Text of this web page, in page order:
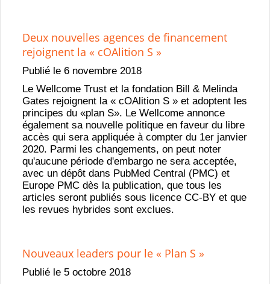
Deux nouvelles agences de financement
rejoignent la « cOAlition S »
Publié le 6 novembre 2018
Le Wellcome Trust et la fondation Bill & Melinda
Gates rejoignent la « cOAlition S » et adoptent les
principes du «plan S». Le Wellcome annonce
également sa nouvelle politique en faveur du libre
accès qui sera appliquée à compter du 1er janvier
2020. Parmi les changements, on peut noter
qu'aucune période d'embargo ne sera acceptée,
avec un dépôt dans PubMed Central (PMC) et
Europe PMC dès la publication, que tous les
articles seront publiés sous licence CC-BY et que
les revues hybrides sont exclues.
Nouveaux leaders pour le « Plan S »
Publié le 5 octobre 2018